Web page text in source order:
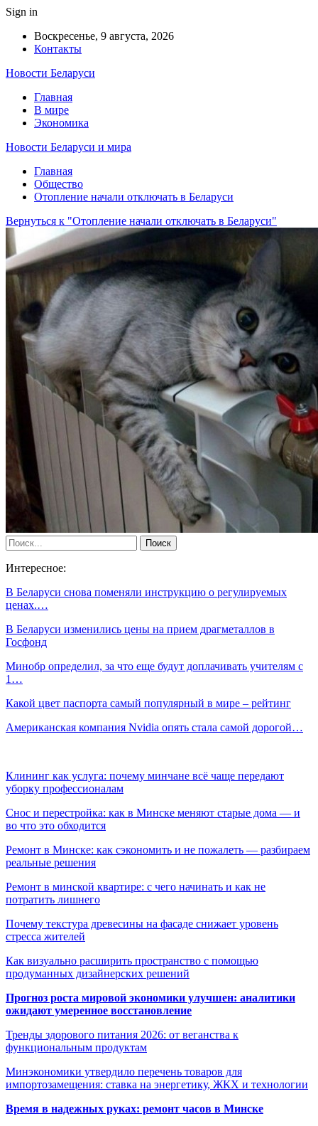
Sign in
Воскресенье, 9 августа, 2026
Контакты
Новости Беларуси
Главная
В мире
Экономика
Новости Беларуси и мира
Главная
Общество
Отопление начали отключать в Беларуси
Вернуться к "Отопление начали отключать в Беларуси"
Интересное:
В Беларуси снова поменяли инструкцию о регулируемых
ценах.…
В Беларуси изменились цены на прием драгметаллов в
Госфонд
Минобр определил, за что еще будут доплачивать учителям с
1…
Какой цвет паспорта самый популярный в мире – рейтинг
Американская компания Nvidia опять стала самой дорогой…
Клининг как услуга: почему минчане всё чаще передают
уборку профессионалам
Снос и перестройка: как в Минске меняют старые дома — и
во что это обходится
Ремонт в Минске: как сэкономить и не пожалеть — разбираем
реальные решения
Ремонт в минской квартире: с чего начинать и как не
потратить лишнего
Почему текстура древесины на фасаде снижает уровень
стресса жителей
Как визуально расширить пространство с помощью
продуманных дизайнерских решений
Прогноз роста мировой экономики улучшен: аналитики
ожидают умеренное восстановление
Тренды здорового питания 2026: от веганства к
функциональным продуктам
Минэкономики утвердило перечень товаров для
импортозамещения: ставка на энергетику, ЖКХ и технологии
Время в надежных руках: ремонт часов в Минске